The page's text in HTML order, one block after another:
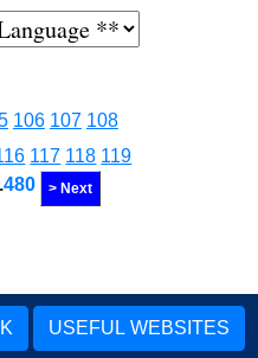
106 107 108
117 118 119
480 > Next
USEFUL WEBSITES